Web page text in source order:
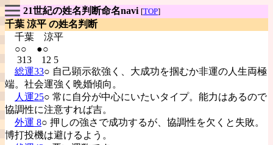
21世紀の姓名判断命名navi [TOP]
千葉 涼平 の姓名判断
千葉 涼平
○○ ●○
313 12 5
総運33○ 自己顕示欲強く、大成功を掴むか非運の人生両極
端。社会運強く晩婚傾向。
人運25○ 常に自分が中心にいたいタイプ。能力はあるので
協調性に注意すれば吉。
外運 8○ 押しの強さで成功するが、協調性を欠くと失敗。
博打投機は避けるよう。